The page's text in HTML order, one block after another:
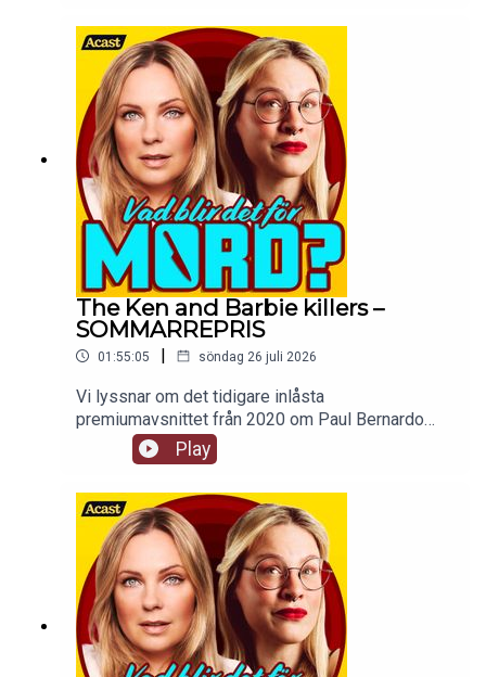
The Ken and Barbie killers –
SOMMARREPRIS
01:55:05 | söndag 26 juli 2026
Vi lyssnar om det tidigare inlåsta
premiumavsnittet från 2020 om Paul Bernardo
och Karla Homolka. Ingen går oberörd ur den här
historien, framförallt inte mackan. tw: sexuellt
våld, sexuellt våld mot minderåriga och
smörgåsar.
Play